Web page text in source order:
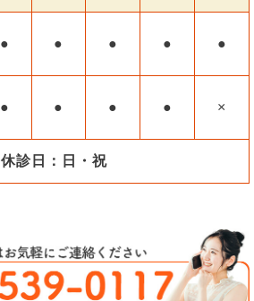
● ● ● ● ●
● ● ● ● ×
休診日：日・祝